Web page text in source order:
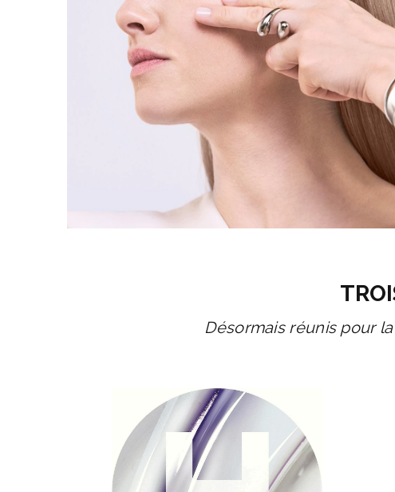
Désormais réunis pour